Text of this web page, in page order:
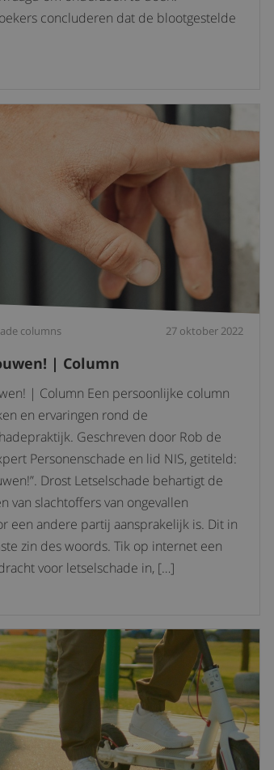
concluderen dat de blootgestelde
columns 27 oktober 2022
| Column
| Column Een persoonlijke column
en ervaringen rond de
Geschreven door Rob de
Personenschade en lid NIS, getiteld:
Drost Letselschade behartigt de
van slachtoffers van ongevallen
een andere partij aansprakelijk is. Dit in
zin des woords. Tik op internet een
voor letselschade in, […]